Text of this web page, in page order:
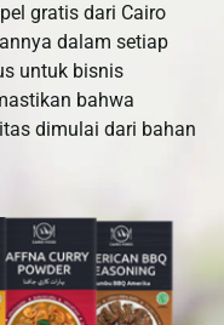
gratis dari Cairo
dalam setiap
untuk bisnis
bahwa
dimulai dari bahan